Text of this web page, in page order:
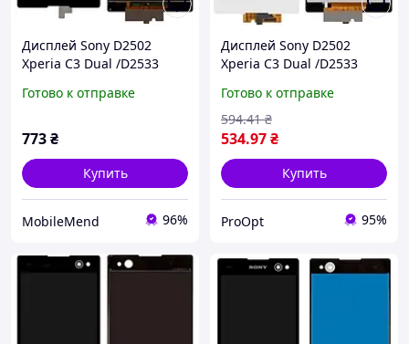
Дисплей Sony D2502
Xperia C3 Dual /D2533
Готово к отправке
773₴
Купить
MobileMend 96%
Дисплей Sony D2502
Xperia C3 Dual /D2533
Готово к отправке
534.97₴
594.41 ₴
Купить
ProOpt 95%